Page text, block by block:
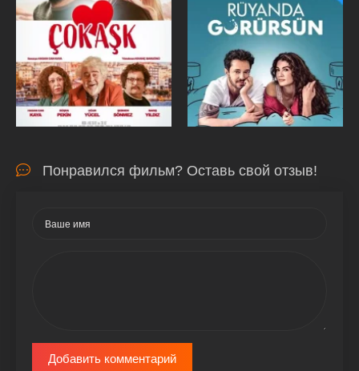
Понравился фильм? Оставь свой отзыв!
Добавить комментарий